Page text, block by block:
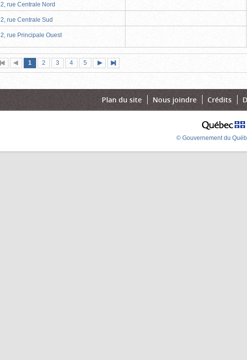
2, rue Centrale Nord
2, rue Centrale Sud
2, rue Principale Ouest
Première
page
Page
précédente
Page
1 (page
actuelle)
Page
2 Page
3 Page
4 Page
5
suivante
page
Plan du site Nous joindre Crédits
© Gouvernement du